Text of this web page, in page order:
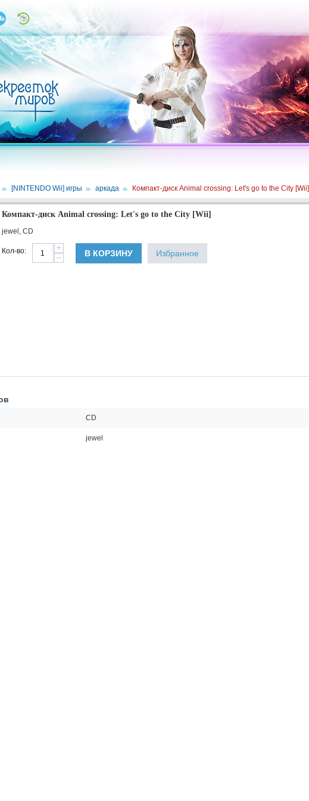
/ [NINTENDO Wii] игры / аркада / Компакт-диск Animal crossing: Let's go to the City [Wii]
Компакт-диск Animal crossing: Let's go to the City [Wii]
jewel, CD
Кол-во:
+
−
В КОРЗИНУ Избранное
CD
jewel